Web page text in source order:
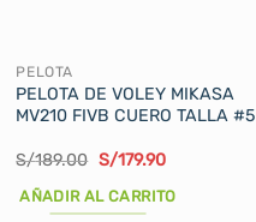
PELOTA
PELOTA DE VOLEY MIKASA
MV210 FIVB CUERO TALLA #5
S/189.00 El
original
era:
S/179.90El
actual
AÑADIR AL CARRITO